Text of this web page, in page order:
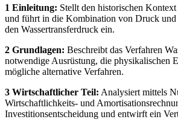
1 Einleitung: Stellt den historischen
und führt in die Kombination von Druck und
den Wassertransferdruck ein.
2 Grundlagen: Beschreibt das Verfahren
notwendige Ausrüstung, die physikalischen
mögliche alternative Verfahren.
3 Wirtschaftlicher Teil: Analysiert mittels
Wirtschaftlichkeits- und
Investitionsentscheidung und entwirft ein